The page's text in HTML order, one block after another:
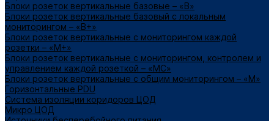
Блоки розеток вертикальные базовые – «В»
Блоки розеток вертикальные базовый с локальным
мониторингом – «В+»
Блоки розеток вертикальные с мониторингом каждой
розетки – «М+»
Блоки розеток вертикальные с мониторингом, контролем и
управлением каждой розеткой – «МС»
Блоки розеток вертикальные с общим мониторингом – «М»
Горизонтальные PDU
Система изоляции коридоров ЦОД
Микро ЦОД